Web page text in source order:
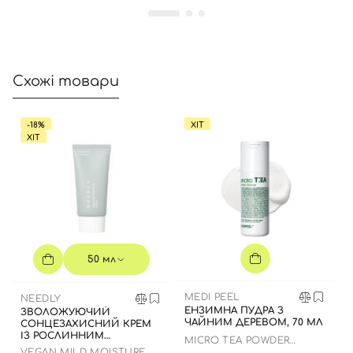
Схожі товари
-18%
ХІТ
50 мл
NEEDLY
ЗВОЛОЖУЮЧИЙ
СОНЦЕЗАХИСНИЙ КРЕМ
ІЗ РОСЛИННИМ
СКВАЛАНОМ ДО 23.03.2027
ХІТ
MEDI PEEL
ЕНЗИМНА ПУДРА З
ЧАЙНИМ ДЕРЕВОМ, 70 МЛ
MICRO TEA POWDER
Відправляючи форму для авторизації/реєстрації ви
приймаєте умови
Увійти за допомогою e-mail